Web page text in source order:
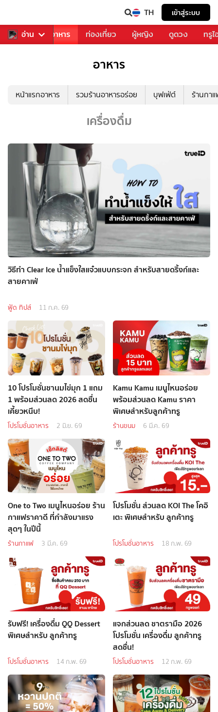
TH เข้าสู่ระบบ
อ่าน
การเพลง อาหาร ท่องเที่ยว ผู้หญิง ดูดวง ทรู
อาหาร
หน้าแรกอาหาร รวมร้านอาหารอร่อย บุฟเฟ่ต์ ร้านกา
เครื่องดื่ม
วิธีทำ Clear Ice น้ำแข็งใสแจ๋วแบบกระจก สำหรับสายดริ้งก์และ
สายคาเฟ่
ฟู้ด ทิปส์ 11 ก.ค. 69
10 โปรโมชั่นชานมไข่มุก 1 แถม
1 พร้อมส่วนลด 2026 สดชื่น
เคี้ยวหนึบ!
โปรโมชั่นอาหาร 2 มิ.ย. 69
Kamu Kamu เมนูไหนอร่อย
พร้อมส่วนลด Kamu ราคา
พิเศษสำหรับลูกค้าทรู
ร้านขนม 6 มี.ค. 69
One to Two เมนูไหนอร่อย ร้าน
กาแฟราคาดี ที่กำลังมาแรง
สุดๆ ในปีนี้
ร้านกาแฟ 3 มี.ค. 69
โปรโมชั่น ส่วนลด KOI The โคอิ
เตะ พิเศษสำหรับ ลูกค้าทรู
โปรโมชั่นอาหาร 18 ก.พ. 69
รับฟรี! เครื่องดื่ม QQ Dessert
พิเศษสำหรับ ลูกค้าทรู
โปรโมชั่นอาหาร 14 ก.พ. 69
แจกส่วนลด ชาตรามือ 2026
โปรโมชั่น เครื่องดื่ม ลูกค้าทรู
สดชื่น!
โปรโมชั่นอาหาร 12 ก.พ. 69